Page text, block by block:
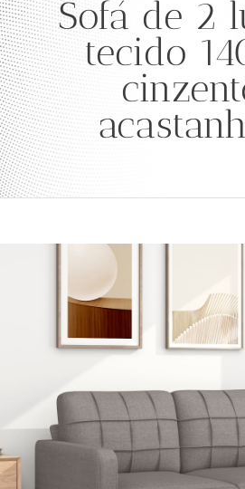
Sofá de 2
tecido